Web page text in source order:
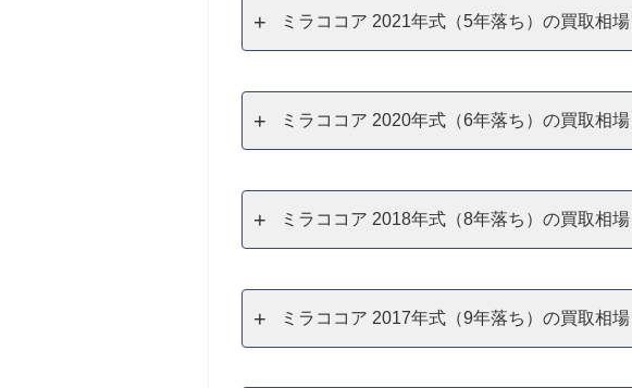
ミラココア 2021年式（5年落ち）の買取相場
ミラココア 2020年式（6年落ち）の買取相場
ミラココア 2018年式（8年落ち）の買取相場
ミラココア 2017年式（9年落ち）の買取相場